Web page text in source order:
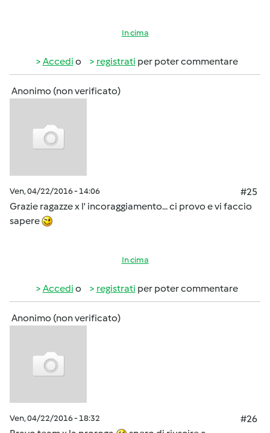
In cima
Accedi o registrati per poter commentare
Anonimo (non verificato)
Ven, 04/22/2016 - 14:06
#25
Grazie ragazze x l' incoraggiamento... ci provo e vi faccio
sapere
In cima
Accedi o registrati per poter commentare
Anonimo (non verificato)
Ven, 04/22/2016 - 18:32
#26